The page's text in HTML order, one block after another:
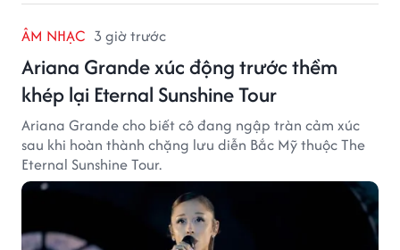
ÂM NHẠC 3 giờ trước
Ariana Grande xúc động trước thềm
khép lại Eternal Sunshine Tour
Ariana Grande cho biết cô đang ngập tràn cảm xúc
sau khi hoàn thành chặng lưu diễn Bắc Mỹ thuộc The
Eternal Sunshine Tour.